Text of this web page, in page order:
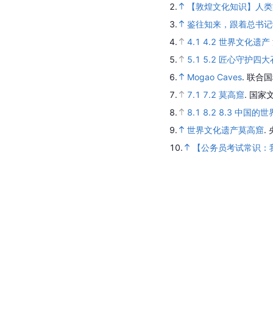
2.
【敦煌文化知识】
3.
鉴往知来，跟着总书
4.
4.1 4.2 世界文化遗产
5.
5.1 5.2 匠心守护四大
6.
Mogao Caves. 联合
7.
7.1 7.2 莫高窟. 国家
8.
8.1 8.2 8.3 中国的世
9.
世界文化遗产莫高窟.
10.
【公务员考试常识